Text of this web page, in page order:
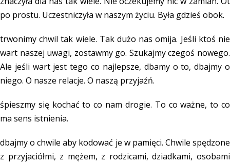
po prostu. Uczestniczyła w naszym życiu. Była gdzieś obok.
trwonimy chwil tak wiele. Tak dużo nas omija. Jeśli ktoś nie
wart naszej uwagi, zostawmy go. Szukajmy czegoś nowego.
Ale jeśli wart jest tego co najlepsze, dbamy o to, dbajmy o
niego. O nasze relacje. O naszą przyjaźń.
śpieszmy się kochać to co nam drogie. To co ważne, to co
ma sens istnienia.
dbajmy o chwile aby kodować je w pamięci. Chwile spędzone
z przyjaciółmi, z mężem, z rodzicami, dziadkami, osobami